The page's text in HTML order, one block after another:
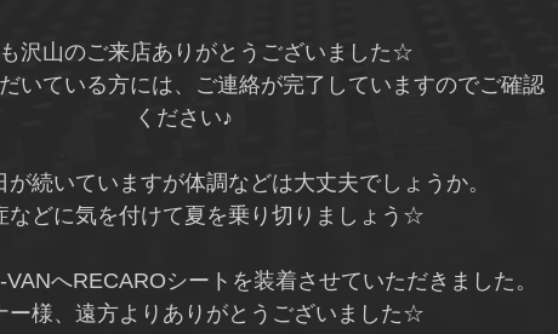
沢山のご来店ありがとうございました☆
いている方には、ご連絡が完了していますのでご確認
ください♪
が続いていますが体調などは大丈夫でしょうか。
などに気を付けて夏を乗り切りましょう☆
へRECAROシートを装着させていただきました。
ー様、遠方よりありがとうございました☆